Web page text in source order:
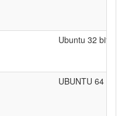
Ubuntu 32 bits
UBUNTU 64